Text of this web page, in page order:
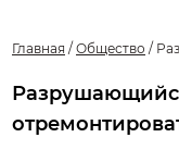
Главная / Общество /